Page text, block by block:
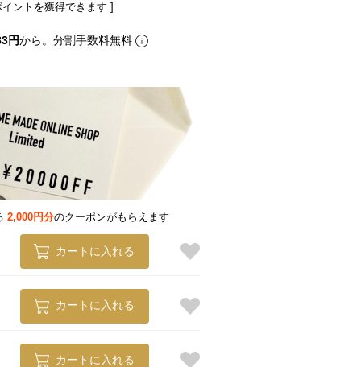
ントを獲得できます ]
円から。分割手数料無料
2,000円分のクーポンがもらえます
カートに入れる
カートに入れる
カートに入れる